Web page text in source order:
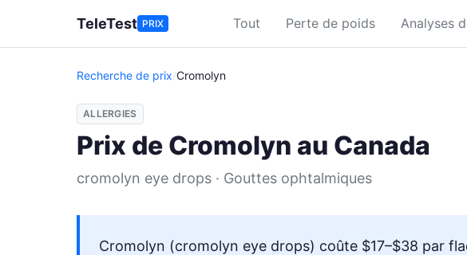
TeleTest PRIX Tout Perte de poids Analyses
Recherche de prix/Cromolyn
ALLERGIES
Prix de Cromolyn au Canada
cromolyn eye drops · Gouttes ophtalmiques
Cromolyn (cromolyn eye drops) coûte $17–$38 par